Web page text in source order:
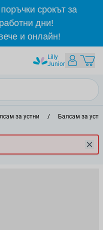
срокът за
дни!
и онлайн!
Lilly
Junior
за устни / Балсам за